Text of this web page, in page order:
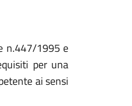
n.447/1995 e
per una
ai sensi